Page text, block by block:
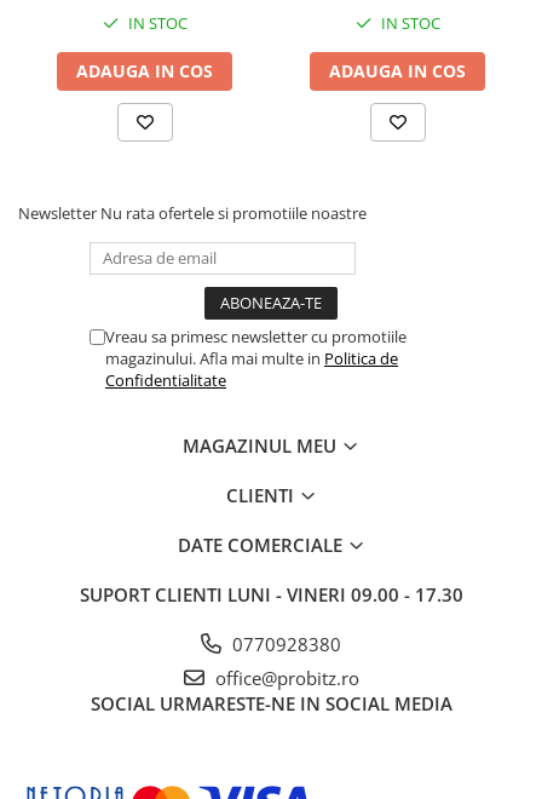
IN STOC
ADAUGA IN COS
IN STOC
ADAUGA IN COS
Newsletter Nu rata ofertele si promotiile noastre
Vreau sa primesc newsletter cu promotiile
magazinului. Afla mai multe in Politica de
Confidentialitate
MAGAZINUL MEU
CLIENTI
DATE COMERCIALE
SUPORT CLIENTI LUNI - VINERI 09.00 - 17.30
0770928380
office@probitz.ro
SOCIAL URMARESTE-NE IN SOCIAL MEDIA